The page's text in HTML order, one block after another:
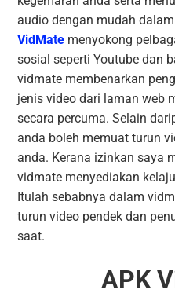
audio dengan mudah
VidMate menyokong
sosial seperti Youtube dan
vidmate membenarkan
jenis video dari laman web
secara percuma. Selain
anda boleh memuat turun
anda. Kerana izinkan saya
vidmate menyediakan
Itulah sebabnya dalam
turun video pendek dan
saat.
APK